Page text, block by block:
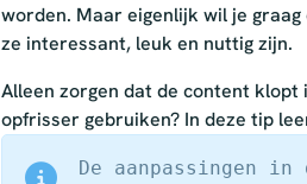
worden. Maar eigenlijk wil je
ze interessant, leuk en nuttig zijn.
Alleen zorgen dat de content
opfrisser gebruiken? In deze tip
De aanpassingen